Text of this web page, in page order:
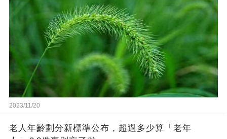
2023/11/20
老人年齡劃分新標準公布，超過多少算「老年